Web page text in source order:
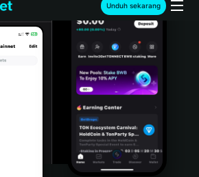
Unduh sekarang